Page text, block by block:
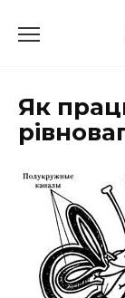
до
Як